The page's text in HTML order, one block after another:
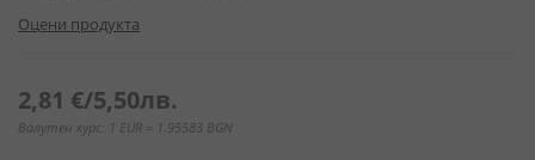
снимки
Оцени продукта
2,81 €/5,50лв.
Валутен курс: 1 EUR = 1.95583 BGN